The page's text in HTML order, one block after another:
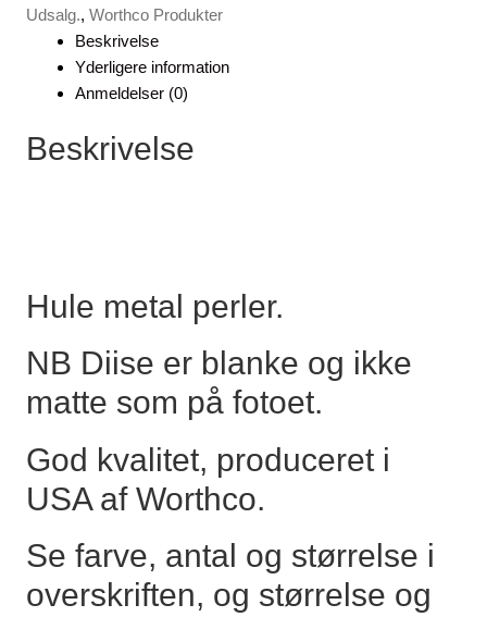
5/16
antal
Udsalg.,Worthco Produkter
Beskrivelse
Yderligere information
Anmeldelser (0)
Beskrivelse
Hule metal perler.
NB Diise er blanke og ikke
matte som på fotoet.
God kvalitet, produceret i
USA af Worthco.
Se farve, antal og størrelse i
overskriften, og størrelse og